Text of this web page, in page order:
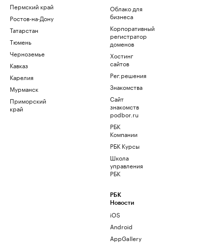
Пермский край
Ростов-на-Дону
Татарстан
Тюмень
Черноземье
Кавказ
Карелия
Мурманск
Приморский
край
Облако для
бизнеса
Корпоративный
регистратор
доменов
Хостинг
сайтов
Рег.решения
Знакомства
Сайт
знакомств
podbor.ru
РБК
Компании
РБК Курсы
Школа
управления
РБК
РБК
Новости
iOS
Android
AppGallery